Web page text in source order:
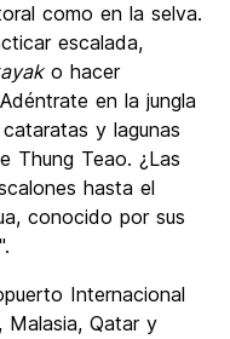
como en la selva.
escalada,
o hacer
en la jungla
y lagunas
Thung Teao. ¿Las
hasta el
conocido por sus
Internacional
Malasia, Qatar y